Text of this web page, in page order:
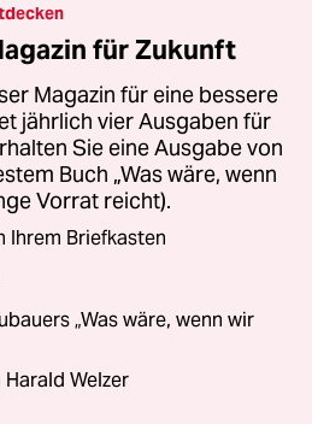
für Zukunft
Magazin für eine bessere
jährlich vier Ausgaben für
Sie eine Ausgabe von
Buch „Was wäre, wenn
Vorrat reicht).
Ihrem Briefkasten
„Was wäre, wenn wir
Welzer